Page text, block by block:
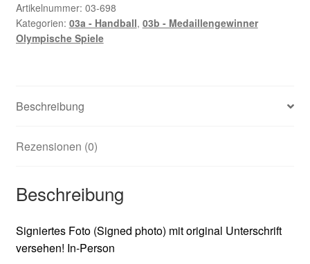
Artikelnummer: 03-698
Kategorien: 03a - Handball, 03b - Medaillengewinner
Olympische Spiele
Beschreibung
Rezensionen (0)
Beschreibung
Signiertes Foto (Signed photo) mit original Unterschrift
versehen! In-Person